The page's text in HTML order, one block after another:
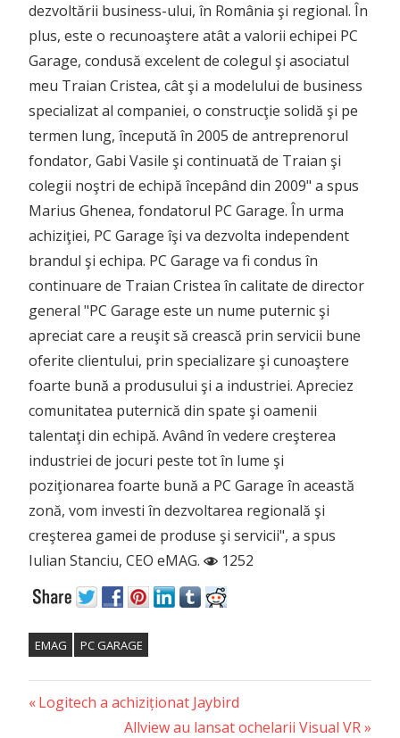
dezvoltării business-ului, în România şi regional. În
plus, este o recunoaştere atât a valorii echipei PC
Garage, condusă excelent de colegul şi asociatul
meu Traian Cristea, cât şi a modelului de business
specializat al companiei, o construcţie solidă şi pe
termen lung, începută în 2005 de antreprenorul
fondator, Gabi Vasile şi continuată de Traian şi
colegii noştri de echipă începând din 2009" a spus
Marius Ghenea, fondatorul PC Garage. În urma
achiziţiei, PC Garage îşi va dezvolta independent
brandul şi echipa. PC Garage va fi condus în
continuare de Traian Cristea în calitate de director
general "PC Garage este un nume puternic şi
apreciat care a reuşit să crească prin servicii bune
oferite clientului, prin specializare şi cunoaştere
foarte bună a produsului şi a industriei. Apreciez
comunitatea puternică din spate şi oamenii
talentaţi din echipă. Având în vedere creşterea
industriei de jocuri peste tot în lume şi
poziţionarea foarte bună a PC Garage în această
zonă, vom investi în dezvoltarea regională şi
creşterea gamei de produse şi servicii", a spus
Iulian Stanciu, CEO eMAG.
1252
EMAG PC GARAGE
Post
Previous
Logitech a achiziționat Jaybird
Next
Allview au lansat ochelarii Visual VR